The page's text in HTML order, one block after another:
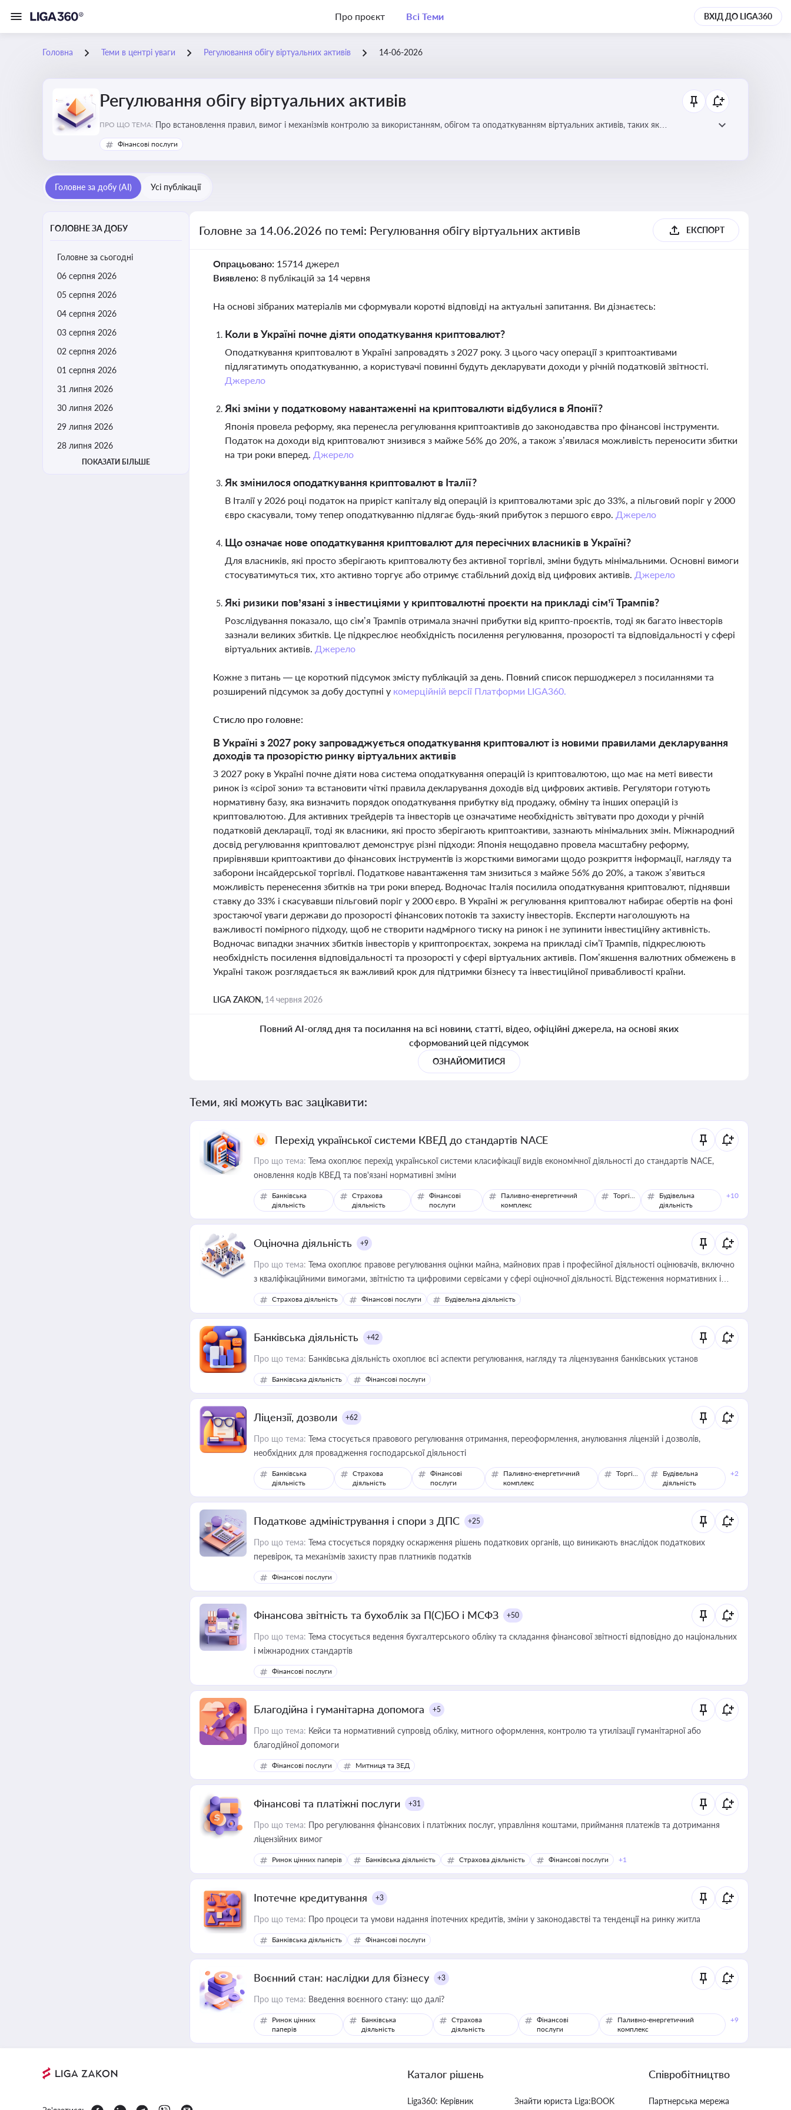
Про проєкт Всі Теми ВХІД ДО LIGA360
Головна Теми в центрі уваги Регулювання обігу віртуальних активів 14-06-2026
Регулювання обігу віртуальних активів
ПРО ЩО ТЕМА: Про встановлення правил, вимог і механізмів контролю за використанням, обігом та оподаткуванням віртуальних активів, таких як
криптовалюти
Фінансові послуги
Головне за добу (AI) Усі публікації
ГОЛОВНЕ ЗА ДОБУ
Головне за сьогодні
06 серпня 2026
05 серпня 2026
04 серпня 2026
03 серпня 2026
02 серпня 2026
01 серпня 2026
31 липня 2026
30 липня 2026
29 липня 2026
28 липня 2026
ПОКАЗАТИ БІЛЬШЕ
Головне за 14.06.2026 по темі: Регулювання обігу віртуальних активів ЕКСПОРТ
Опрацьовано: 15714 джерел
Виявлено: 8 публікацій за 14 червня
На основі зібраних матеріалів ми сформували короткі відповіді на актуальні запитання. Ви дізнаєтесь:
Коли в Україні почне діяти оподаткування криптовалют?
Оподаткування криптовалют в Україні запровадять з 2027 року. З цього часу операції з криптоактивами
підлягатимуть оподаткуванню, а користувачі повинні будуть декларувати доходи у річній податковій звітності.
Джерело
Які зміни у податковому навантаженні на криптовалюти відбулися в Японії?
Японія провела реформу, яка перенесла регулювання криптоактивів до законодавства про фінансові інструменти.
Податок на доходи від криптовалют знизився з майже 56% до 20%, а також з’явилася можливість переносити збитки
на три роки вперед. Джерело
Як змінилося оподаткування криптовалют в Італії?
В Італії у 2026 році податок на приріст капіталу від операцій із криптовалютами зріс до 33%, а пільговий поріг у 2000
євро скасували, тому тепер оподаткуванню підлягає будь-який прибуток з першого євро. Джерело
Що означає нове оподаткування криптовалют для пересічних власників в Україні?
Для власників, які просто зберігають криптовалюту без активної торгівлі, зміни будуть мінімальними. Основні вимоги
стосуватимуться тих, хто активно торгує або отримує стабільний дохід від цифрових активів. Джерело
Які ризики пов’язані з інвестиціями у криптовалютні проєкти на прикладі сім’ї Трампів?
Розслідування показало, що сім’я Трампів отримала значні прибутки від крипто-проєктів, тоді як багато інвесторів
зазнали великих збитків. Це підкреслює необхідність посилення регулювання, прозорості та відповідальності у сфері
віртуальних активів. Джерело
Кожне з питань — це короткий підсумок змісту публікацій за день. Повний список першоджерел з посиланнями та
розширений підсумок за добу доступні у комерційній версії Платформи LIGA360.
Стисло про головне:
В Україні з 2027 року запроваджується оподаткування криптовалют із новими правилами декларування
доходів та прозорістю ринку віртуальних активів
З 2027 року в Україні почне діяти нова система оподаткування операцій із криптовалютою, що має на меті вивести
ринок із «сірої зони» та встановити чіткі правила декларування доходів від цифрових активів. Регулятори готують
нормативну базу, яка визначить порядок оподаткування прибутку від продажу, обміну та інших операцій із
криптовалютою. Для активних трейдерів та інвесторів це означатиме необхідність звітувати про доходи у річній
податковій декларації, тоді як власники, які просто зберігають криптоактиви, зазнають мінімальних змін. Міжнародний
досвід регулювання криптовалют демонструє різні підходи: Японія нещодавно провела масштабну реформу,
прирівнявши криптоактиви до фінансових інструментів із жорсткими вимогами щодо розкриття інформації, нагляду та
заборони інсайдерської торгівлі. Податкове навантаження там знизиться з майже 56% до 20%, а також з’явиться
можливість перенесення збитків на три роки вперед. Водночас Італія посилила оподаткування криптовалют, піднявши
ставку до 33% і скасувавши пільговий поріг у 2000 євро. В Україні ж регулювання криптовалют набирає обертів на фоні
зростаючої уваги держави до прозорості фінансових потоків та захисту інвесторів. Експерти наголошують на
важливості помірного підходу, щоб не створити надмірного тиску на ринок і не зупинити інвестиційну активність.
Водночас випадки значних збитків інвесторів у криптопроєктах, зокрема на прикладі сім’ї Трампів, підкреслюють
необхідність посилення відповідальності та прозорості у сфері віртуальних активів. Пом’якшення валютних обмежень в
Україні також розглядається як важливий крок для підтримки бізнесу та інвестиційної привабливості країни.
LIGA ZAKON, 14 червня 2026
Повний AI-огляд дня та посилання на всі новини, статті, відео, офіційні джерела, на основі яких
сформований цей підсумок
ОЗНАЙОМИТИСЯ
Теми, які можуть вас зацікавити:
Перехід української системи КВЕД до стандартів NACE
Про що тема: Тема охоплює перехід української системи класифікації видів економічної діяльності до стандартів NACE,
оновлення кодів КВЕД та пов'язані нормативні зміни
Банківська
діяльність
Страхова
діяльність
Фінансові
послуги
Паливно-енергетичний
комплекс
Торгівля
Будівельна
діяльність
+10
Оціночна діяльність +9
Про що тема: Тема охоплює правове регулювання оцінки майна, майнових прав і професійної діяльності оцінювачів, включно
з кваліфікаційними вимогами, звітністю та цифровими сервісами у сфері оціночної діяльності. Відстеження нормативних і
медійних змін у цій сфері корисне для власника бізнесу, керівника, юриста або бухгалтера під час оподаткування,
приватизації, оренди державного майна, корпоративних угод і перевірки статусу суб'єктів оціночної діяльності
Страхова діяльність Фінансові послуги Будівельна діяльність
Банківська діяльність +42
Про що тема: Банківська діяльність охоплює всі аспекти регулювання, нагляду та ліцензування банківських установ
Банківська діяльність Фінансові послуги
Ліцензії, дозволи +62
Про що тема: Тема стосується правового регулювання отримання, переоформлення, анулювання ліцензій і дозволів,
необхідних для провадження господарської діяльності
Банківська
діяльність
Страхова
діяльність
Фінансові
послуги
Паливно-енергетичний
комплекс
Торгівля
Будівельна
діяльність
+2
Податкове адміністрування і спори з ДПС +25
Про що тема: Тема стосується порядку оскарження рішень податкових органів, що виникають внаслідок податкових
перевірок, та механізмів захисту прав платників податків
Фінансові послуги
Фінансова звітність та бухоблік за П(С)БО і МСФЗ +50
Про що тема: Тема стосується ведення бухгалтерського обліку та складання фінансової звітності відповідно до національних
і міжнародних стандартів
Фінансові послуги
Благодійна і гуманітарна допомога +5
Про що тема: Кейси та нормативний супровід обліку, митного оформлення, контролю та утилізації гуманітарної або
благодійної допомоги
Фінансові послуги Митниця та ЗЕД
Фінансові та платіжні послуги +31
Про що тема: Про регулювання фінансових і платіжних послуг, управління коштами, приймання платежів та дотримання
ліцензійних вимог
Ринок цінних паперів Банківська діяльність Страхова діяльність Фінансові послуги +1
Іпотечне кредитування +3
Про що тема: Про процеси та умови надання іпотечних кредитів, зміни у законодавстві та тенденції на ринку житла
Банківська діяльність Фінансові послуги
Воєнний стан: наслідки для бізнесу +3
Про що тема: Введення воєнного стану: що далі?
Ринок цінних
паперів
Банківська
діяльність
Страхова
діяльність
Фінансові
послуги
Паливно-енергетичний
комплекс
+9
Каталог рішень
Liga360: Керівник Знайти юриста Liga:BOOK
Співробітництво
Партнерська мережа